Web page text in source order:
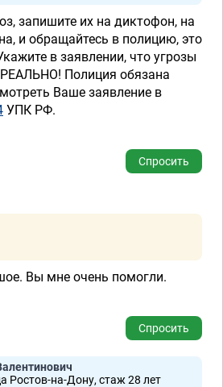
запишите их на диктофон, на
и обращайтесь в полицию, это
в заявлении, что угрозы
Полиция обязана
Ваше заявление в
УПК РФ.
Спросить
Вы мне очень помогли.
Спросить
Ростов-на-Дону, стаж 28 лет